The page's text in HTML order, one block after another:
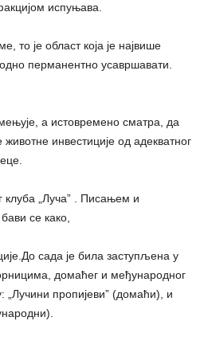
испуњава.
то је област која је највише
перманентно усавршавати.
а истовремено сматра, да
инвестиције од адекватног
„Луча” . Писањем и
се како,
сада је била заступљена у
домаћег и међународног
„Лучини пропијеви” (домаћи), и